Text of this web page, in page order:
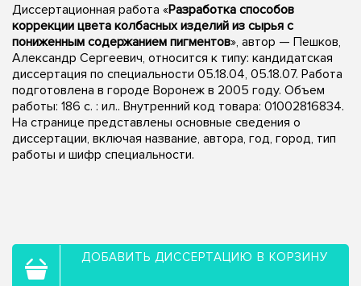
Диссертационная работа «Разработка способов
коррекции цвета колбасных изделий из сырья с
пониженным содержанием пигментов», автор — Пешков,
Александр Сергеевич, относится к типу: кандидатская
диссертация по специальности 05.18.04, 05.18.07. Работа
подготовлена в городе Воронеж в 2005 году. Объем
работы: 186 с. : ил.. Внутренний код товара: 01002816834.
На странице представлены основные сведения о
диссертации, включая название, автора, год, город, тип
работы и шифр специальности.
ДОБАВИТЬ ДИССЕРТАЦИЮ В КОРЗИНУ